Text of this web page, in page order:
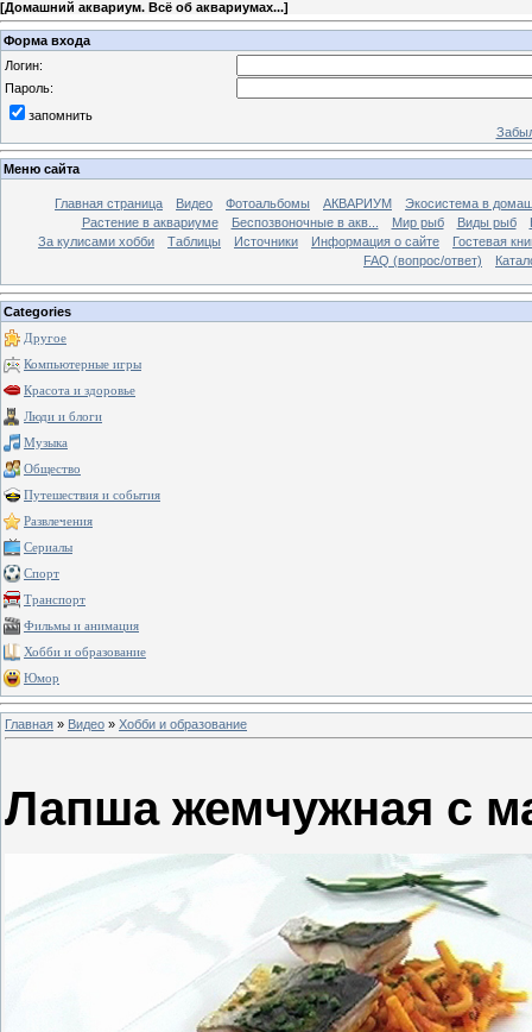
[Домашний аквариум. Всё об аквариумах...]
Форма входа
Логин:
Пароль:
запомнить
Меню сайта
Главная страница Видео Фотоальбомы АКВАРИУМ
Экосистема в
Растение в аквариуме
Беспозвоночные в акв... Мир рыб Виды рыб
За кулисами хобби
Таблицы Источники Информация о сайте
Гостевая
FAQ (вопрос/ответ)
Categories
Другое
Компьютерные игры
Красота и здоровье
Люди и блоги
Музыка
Общество
Путешествия и события
Развлечения
Сериалы
Спорт
Транспорт
Фильмы и анимация
Хобби и образование
Юмор
Главная » Видео » Хобби и образование
Лапша жемчужная с